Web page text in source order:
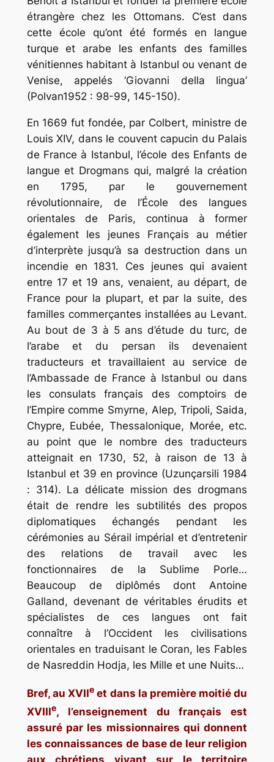
étrangère chez les Ottomans. C’est dans
cette école qu’ont été formés en langue
turque et arabe les enfants des familles
vénitiennes habitant à Istanbul ou venant de
Venise, appelés ‘Giovanni della lingua’
(Polvan1952 : 98-99, 145-150).
En 1669 fut fondée, par Colbert, ministre de
Louis XIV, dans le couvent capucin du Palais
de France à Istanbul, l’école des Enfants de
langue et Drogmans qui, malgré la création
en 1795, par le gouvernement
révolutionnaire, de l’École des langues
orientales de Paris, continua à former
également les jeunes Français au métier
d’interprète jusqu’à sa destruction dans un
incendie en 1831. Ces jeunes qui avaient
entre 17 et 19 ans, venaient, au départ, de
France pour la plupart, et par la suite, des
familles commerçantes installées au Levant.
Au bout de 3 à 5 ans d’étude du turc, de
l’arabe et du persan ils devenaient
traducteurs et travaillaient au service de
l’Ambassade de France à Istanbul ou dans
les consulats français des comptoirs de
l’Empire comme Smyrne, Alep, Tripoli, Saida,
Chypre, Eubée, Thessalonique, Morée, etc.
au point que le nombre des traducteurs
atteignait en 1730, 52, à raison de 13 à
Istanbul et 39 en province (Uzunçarsili 1984
: 314). La délicate mission des drogmans
était de rendre les subtilités des propos
diplomatiques échangés pendant les
cérémonies au Sérail impérial et d’entretenir
des relations de travail avec les
fonctionnaires de la Sublime Porle…
Beaucoup de diplômés dont Antoine
Galland, devenant de véritables érudits et
spécialistes de ces langues ont fait
connaître à l’Occident les civilisations
orientales en traduisant le Coran, les Fables
de Nasreddin Hodja, les Mille et une Nuits…
Bref, au XVIIe et dans la première moitié du
XVIIIe, l’enseignement du français est
assuré par les missionnaires qui donnent
les connaissances de base de leur religion
aux chrétiens vivant sur le territoire